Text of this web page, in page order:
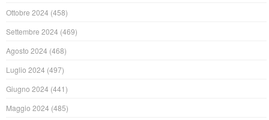
Ottobre 2024 (458)
Settembre 2024 (469)
Agosto 2024 (468)
Luglio 2024 (497)
Giugno 2024 (441)
Maggio 2024 (485)